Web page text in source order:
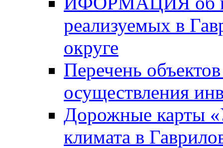
реализуемых в
округе
Перечень
осуществления
Дорожные карты
климата в